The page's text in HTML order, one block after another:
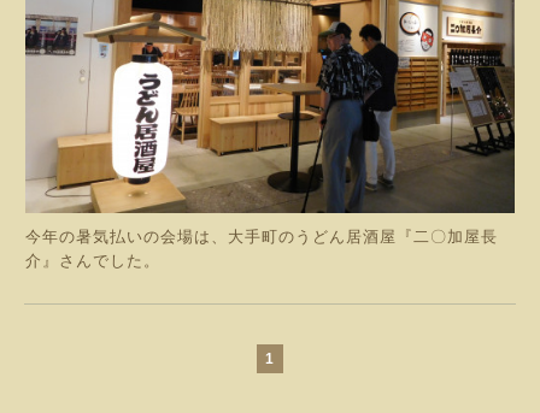
今年の暑気払いの会場は、大手町のうどん居酒屋『二〇加屋長
介』さんでした。
1